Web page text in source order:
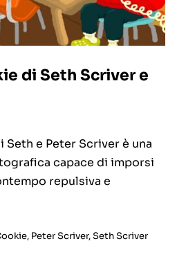
di Seth Scriver e
Seth e Peter Scriver è una
capace di imporsi
repulsiva e
, Peter Scriver,Seth Scriver